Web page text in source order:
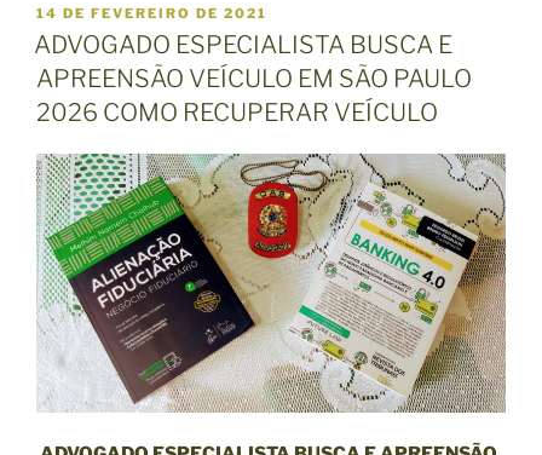
P
U
B
L
I
C
D
O
E
M
14 DE FEVEREIRO DE 2021
ADVOGADO ESPECIALISTA BUSCA E
APREENSÃO VEÍCULO EM SÃO PAULO
2026 COMO RECUPERAR VEÍCULO